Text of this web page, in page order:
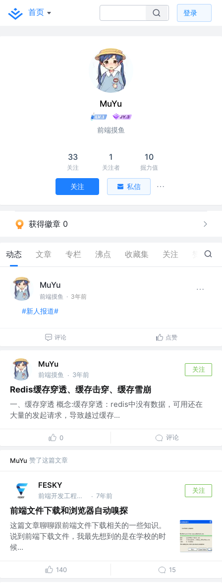
首页 登录
MuYu
前端摸鱼
33
关注
1
关注者
10
掘力值
关注 私信
获得徽章 0
动态 文章 专栏 沸点 收藏集 关注 45
MuYu
前端摸鱼 · 3年前
#新人报道#
评论 点赞
MuYu
前端摸鱼 · 3年前
关注
Redis缓存穿透、缓存击穿、缓存雪崩
一、缓存穿透 概念:缓存穿透：redis中没有数据，可用还在
大量的发起请求，导致越过缓存...
0 评论
MuYu 赞了这篇文章
FESKY
前端开发工程师 @腾讯 · 7年前
关注
前端文件下载和浏览器自动嗅探
这篇文章聊聊跟前端文件下载相关的一些知识。
说到前端下载文件，我最先想到的是在学校的时
候...
140 15